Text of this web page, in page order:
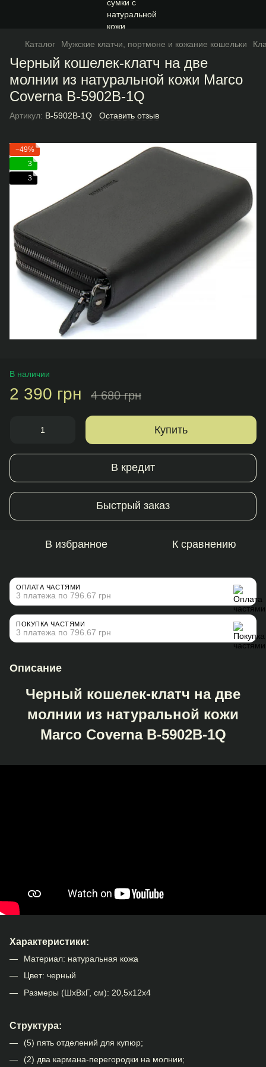
Каталог Мужские клатчи, портмоне и кожание кошельки
Черный кошелек-клатч на две
молнии из натуральной кожи Marco
Coverna B-5902B-1Q
Артикул: B-5902B-1Q Оставить отзыв
−49%
3
3
В наличии
2 390 грн 4 680 грн
Купить
В кредит
Быстрый заказ
В избранное К сравнению
ОПЛАТА ЧАСТЯМИ
3 платежа по 796.67 грн
ПОКУПКА ЧАСТЯМИ
3 платежа по 796.67 грн
Описание
Черный кошелек-клатч на две
молнии из натуральной кожи
Marco Coverna B-5902B-1Q
Характеристики:
Материал: натуральная кожа
Цвет: черный
Размеры (ШхВхГ, см): 20,5х12х4
Структура:
(5) пять отделений для купюр;
(2) два кармана-перегородки на молнии;